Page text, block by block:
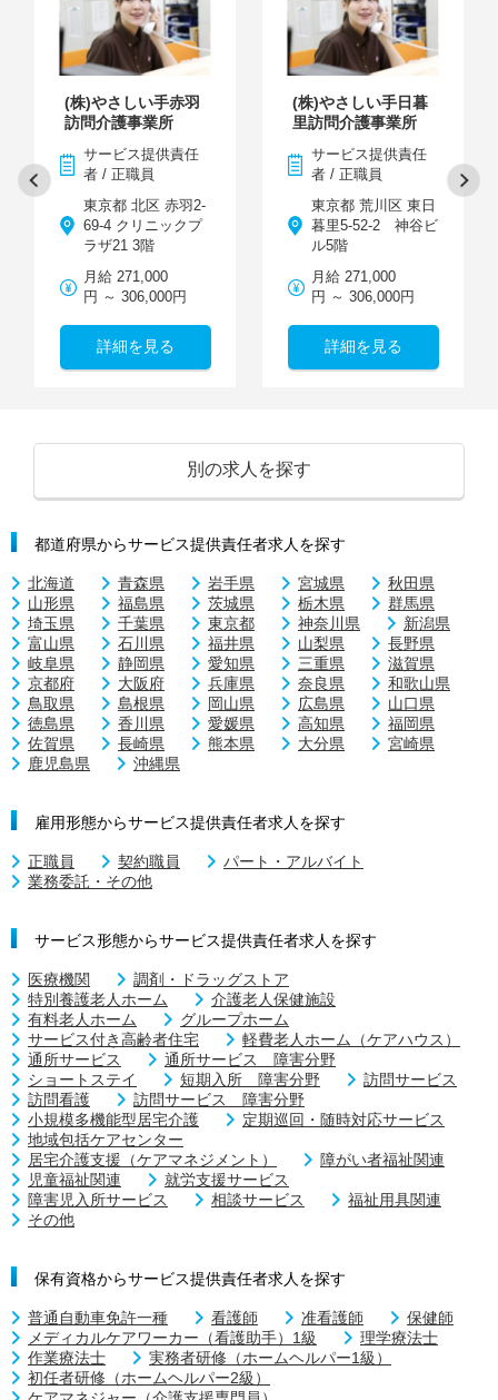
(株)やさしい手赤羽
訪問介護事業所
サービス提供責任
者 / 正職員
東京都 北区 赤羽2-
69-4 クリニックプ
ラザ21 3階
月給 271,000
円 ～ 306,000円
詳細を見る
(株)やさしい手日暮
里訪問介護事業所
サービス提供責任
者 / 正職員
東京都 荒川区 東日
暮里5-52-2 神谷ビ
ル5階
月給 271,000
円 ～ 306,000円
詳細を見る
別の求人を探す
都道府県からサービス提供責任者求人を探す
北海道 青森県 岩手県 宮城県
秋田県
山形県
福島県 茨城県 栃木県
群馬県
埼玉県
千葉県 東京都 神奈川県
新潟県
富山県
石川県 福井県 山梨県
長野県
岐阜県
静岡県 愛知県 三重県
滋賀県
京都府
大阪府 兵庫県 奈良県
和歌山県
鳥取県
島根県 岡山県 広島県
山口県
徳島県
香川県 愛媛県 高知県
福岡県
佐賀県
長崎県 熊本県 大分県
宮崎県
鹿児島県
沖縄県
雇用形態からサービス提供責任者求人を探す
正職員 契約職員
パート・アルバイト
業務委託・その他
サービス形態からサービス提供責任者求人を探す
医療機関
調剤・ドラッグストア
特別養護老人ホーム
介護老人保健施設
有料老人ホーム
グループホーム
サービス付き高齢者住宅
軽費老人ホーム（ケアハウス）
通所サービス
通所サービス 障害分野
ショートステイ
短期入所 障害分野
訪問サービス
訪問看護
訪問サービス 障害分野
小規模多機能型居宅介護
定期巡回・随時対応サービス
地域包括ケアセンター
居宅介護支援（ケアマネジメント）
障がい者福祉関連
児童福祉関連
就労支援サービス
障害児入所サービス
相談サービス
福祉用具関連
その他
保有資格からサービス提供責任者求人を探す
普通自動車免許一種 看護師 准看護師
保健師
メディカルケアワーカー（看護助手）1級
理学療法士
作業療法士
実務者研修（ホームヘルパー1級）
初任者研修（ホームヘルパー2級）